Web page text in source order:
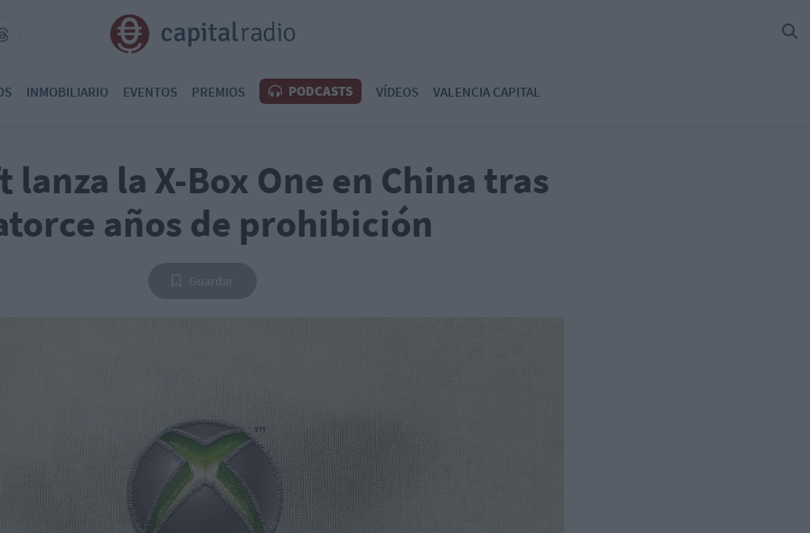
INMOBILIARIO EVENTOS PREMIOS PODCASTS VÍDEOS VALENCIA CAPITAL
la X-Box One en China tras
años de prohibición